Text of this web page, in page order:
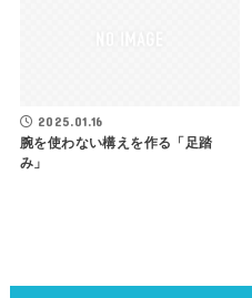
2025.01.16
腕を使わない構えを作る「足踏
み」